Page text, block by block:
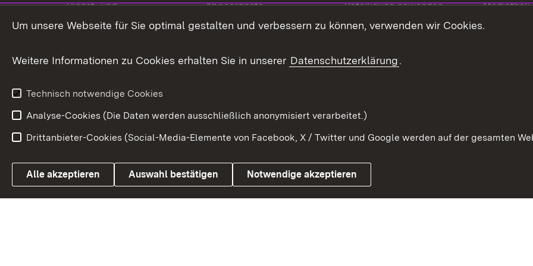
Dienst- und
Versorgungsbezüge
Weitere
Abgeordnete
Bürgerbeauftragte
Beteiligung anwenden
Beteiligung stärken
Mediathek
Link zum Landesportal
Impressum Kontakt
Um unsere Webseite für Sie optimal gestalten und verbessern zu können, verwenden wir Cookies.
Weitere Informationen zu Cookies erhalten Sie in unserer Datenschutzerklärung.
Technisch notwendige Cookies
Analyse-Cookies (Die Daten werden ausschließlich anonymisiert verarbeitet.)
Drittanbieter-Cookies (Social-Media-Elemente von Facebook, X / Twitter und Google werden auf der gesamten
Alle akzeptieren Auswahl bestätigen Notwendige akzeptieren